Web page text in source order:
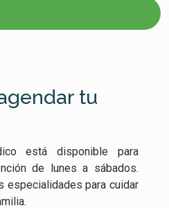
tu
está disponible para
de lunes a sábados.
especialidades para cuidar